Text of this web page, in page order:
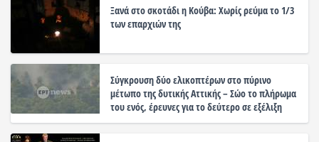
Ξανά στο σκοτάδι η Κούβα: Χωρίς ρεύμα το 1/3
των επαρχιών της
Σύγκρουση δύο ελικοπτέρων στο πύρινο
μέτωπο της δυτικής Αττικής – Σώο το πλήρωμα
του ενός, έρευνες για το δεύτερο σε εξέλιξη